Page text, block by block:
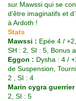
sur Mawssi qui se
d’être imaginatifs et
à Ardoth !
Stats
Mawssi : Epée 4 /
SH : 2, SI : 5, Bonus
Eggon : Dysha : 4 /
de Suspension,
2 , SI : 4
Marin cygra guerrier
2, SI : 5